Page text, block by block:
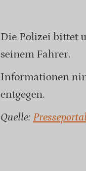
Die Polizei bittet
seinem Fahrer.
Informationen
entgegen.
Quelle: Presseportal